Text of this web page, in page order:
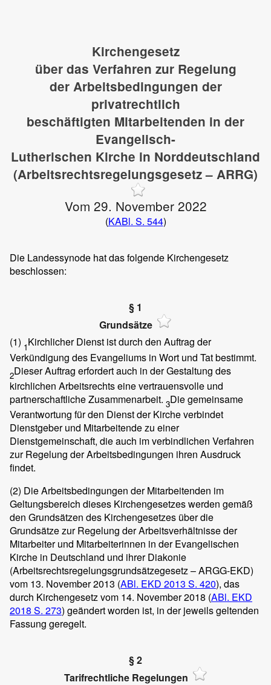
Kirchengesetz
über das Verfahren zur Regelung
der Arbeitsbedingungen der
privatrechtlich
beschäftigten Mitarbeitenden in der
Evangelisch-
Lutherischen Kirche in Norddeutschland
(Arbeitsrechtsregelungsgesetz – ARRG)
Vom 29. November 2022
(KABl. S. 544)
Die Landessynode hat das folgende Kirchengesetz
beschlossen:
§ 1
Grundsätze
(1) 1Kirchlicher Dienst ist durch den Auftrag der
Verkündigung des Evangeliums in Wort und Tat bestimmt.
2Dieser Auftrag erfordert auch in der Gestaltung des
kirchlichen Arbeitsrechts eine vertrauensvolle und
partnerschaftliche Zusammenarbeit. 3Die gemeinsame
Verantwortung für den Dienst der Kirche verbindet
Dienstgeber und Mitarbeitende zu einer
Dienstgemeinschaft, die auch im verbindlichen Verfahren
zur Regelung der Arbeitsbedingungen ihren Ausdruck
findet.
(2) Die Arbeitsbedingungen der Mitarbeitenden im
Geltungsbereich dieses Kirchengesetzes werden gemäß
den Grundsätzen des Kirchengesetzes über die
Grundsätze zur Regelung der Arbeitsverhältnisse der
Mitarbeiter und Mitarbeiterinnen in der Evangelischen
Kirche in Deutschland und ihrer Diakonie
(Arbeitsrechtsregelungsgrundsätzegesetz – ARGG-EKD)
vom 13. November 2013 (ABl. EKD 2013 S. 420), das
durch Kirchengesetz vom 14. November 2018 (ABl. EKD
2018 S. 273) geändert worden ist, in der jeweils geltenden
Fassung geregelt.
§ 2
Tarifrechtliche Regelungen